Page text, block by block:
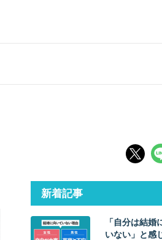
新着記事
「自分は結婚
いない」と感